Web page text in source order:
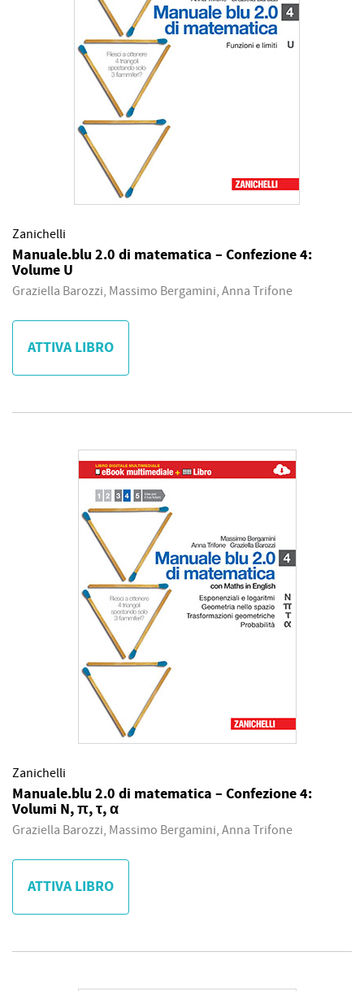
Zanichelli
Manuale.blu 2.0 di matematica – Confezione 4:
Volume U
Graziella Barozzi, Massimo Bergamini, Anna Trifone
ATTIVA LIBRO
Zanichelli
Manuale.blu 2.0 di matematica – Confezione 4:
Volumi N, π, τ, α
Graziella Barozzi, Massimo Bergamini, Anna Trifone
ATTIVA LIBRO